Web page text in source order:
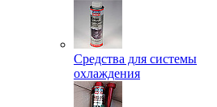
Средства для системы
охлаждения